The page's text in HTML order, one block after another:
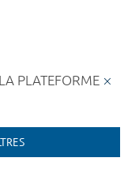
PLATEFORME